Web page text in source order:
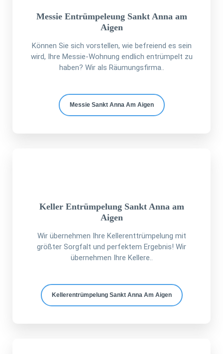
Messie Entrümpeleung Sankt Anna am
Aigen
Können Sie sich vorstellen, wie befreiend es sein
wird, Ihre Messie-Wohnung endlich entrümpelt zu
haben? Wir als Räumungsfirma..
Messie Sankt Anna Am Aigen
Keller Entrümpelung Sankt Anna am
Aigen
Wir übernehmen Ihre Kellerenttrümpelung mit
größter Sorgfalt und perfektem Ergebnis! Wir
übernehmen Ihre Kellere..
Kellerentrümpelung Sankt Anna Am Aigen